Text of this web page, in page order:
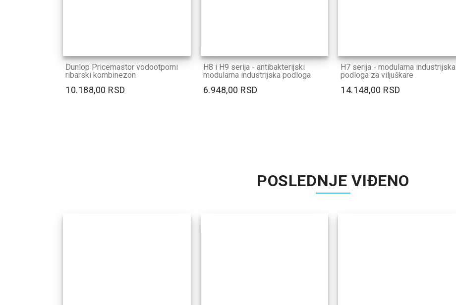
Dunlop Pricemastor vodootporni
ribarski kombinezon
10.188,00 RSD
H8 i H9 serija - antibakterijski
modularna industrijska podloga
6.948,00 RSD
H7 serija - modularna industrijska
podloga za viljuškare
14.148,00 RSD
POSLEDNJE VIĐENO